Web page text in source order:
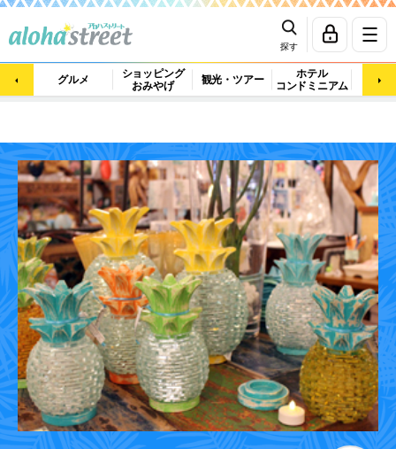
探す
グルメ
ショッピング
おみやげ
観光・ツアー
ホテル
コンドミニアム
マッ